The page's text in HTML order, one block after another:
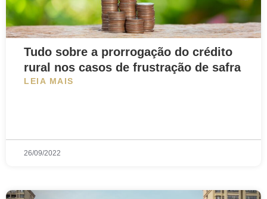
Tudo sobre a prorrogação do crédito
rural nos casos de frustração de safra
LEIA MAIS
26/09/2022